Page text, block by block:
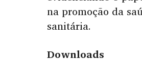
na promoção da
sanitária.
Downloads